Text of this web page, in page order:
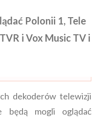
Polonii 1, Tele
i Vox Music TV i
dekoderów telewizji
będą mogli oglądać